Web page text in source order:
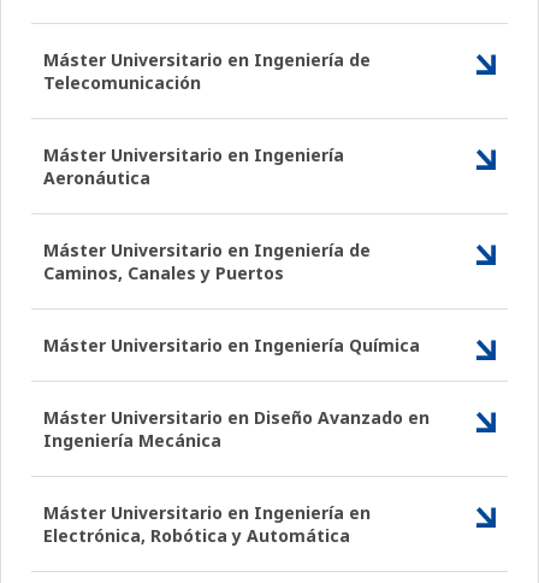
Máster Universitario en Ingeniería de
Telecomunicación
Máster Universitario en Ingeniería
Aeronáutica
Máster Universitario en Ingeniería de
Caminos, Canales y Puertos
Máster Universitario en Ingeniería Química
Máster Universitario en Diseño Avanzado en
Ingeniería Mecánica
Máster Universitario en Ingeniería en
Electrónica, Robótica y Automática